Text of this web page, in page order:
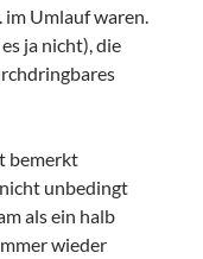
Umlauf waren.
ja nicht), die
bemerkt
unbedingt
als ein halb
wieder